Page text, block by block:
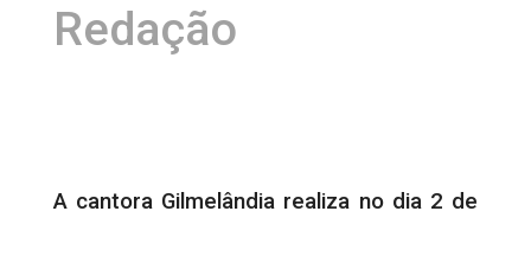
Redação
A cantora Gilmelândia realiza no dia 2 de